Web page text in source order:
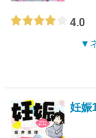
4.0
妊娠